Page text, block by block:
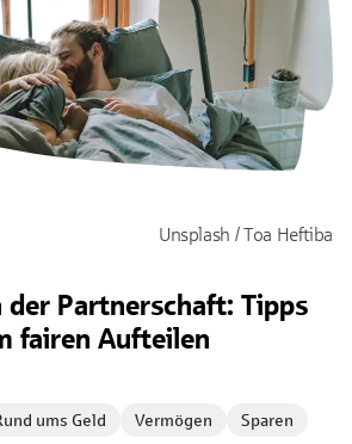
Unsplash / Toa Heftiba
der Partnerschaft: Tipps
fairen Aufteilen
ums Geld Vermögen Sparen